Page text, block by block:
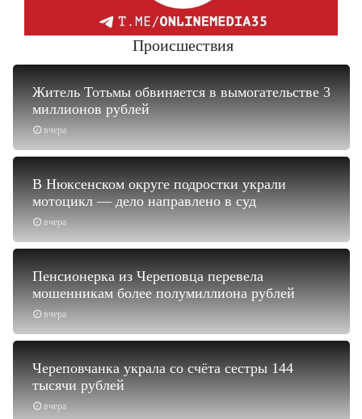
Происшествия
вчера
Житель Тотьмы обвиняется в вымогательстве 3
миллионов рублей
вчера
В Нюксенском округе подростки украли
мотоцикл — дело направлено в суд
вчера
Пенсионерка из Череповца перевела
мошенникам более полумиллиона рублей
вчера
Череповчанка украла со счёта сестры 144
тысячи рублей